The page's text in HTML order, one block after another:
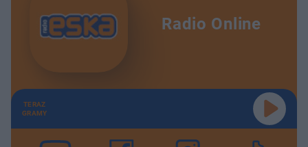
Radio Online
TERAZ
GRAMY